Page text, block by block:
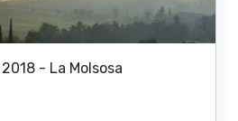
- La Molsosa